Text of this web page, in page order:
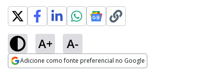
A+ A-
Adicione como fonte preferencial no Google
Ativar
Loaded
67.50%